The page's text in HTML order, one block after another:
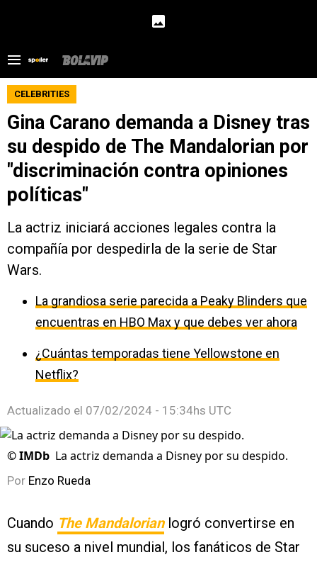
CELEBRITIES
Gina Carano demanda a Disney tras
su despido de The Mandalorian por
"discriminación contra opiniones
políticas"
La actriz iniciará acciones legales contra la
compañía por despedirla de la serie de Star
Wars.
La grandiosa serie parecida a Peaky Blinders que
encuentras en HBO Max y que debes ver ahora
¿Cuántas temporadas tiene Yellowstone en
Netflix?
Actualizado el 07/02/2024 - 15:34hs UTC
©IMDb La actriz demanda a Disney por su despido.
Por Enzo Rueda
Cuando The Mandalorianlogró convertirse en
su suceso a nivel mundial, los fanáticos de Star